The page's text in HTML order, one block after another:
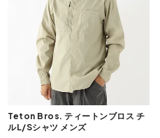
Teton Bros. ティートンブロス チ
ルL/Sシャツ メンズ